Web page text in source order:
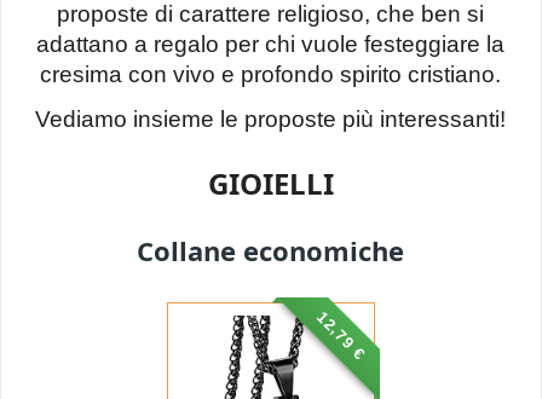
proposte di carattere religioso, che ben si
adattano a regalo per chi vuole festeggiare la
cresima con vivo e profondo spirito cristiano.
Vediamo insieme le proposte più interessanti!
GIOIELLI
Collane economiche
12,79 €